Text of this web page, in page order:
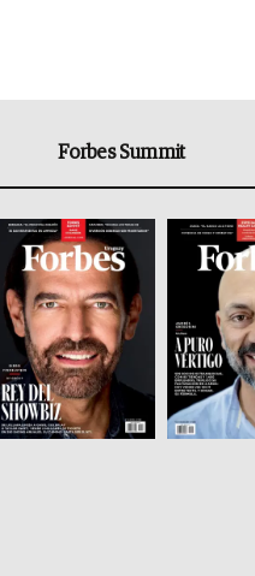
Forbes Summit